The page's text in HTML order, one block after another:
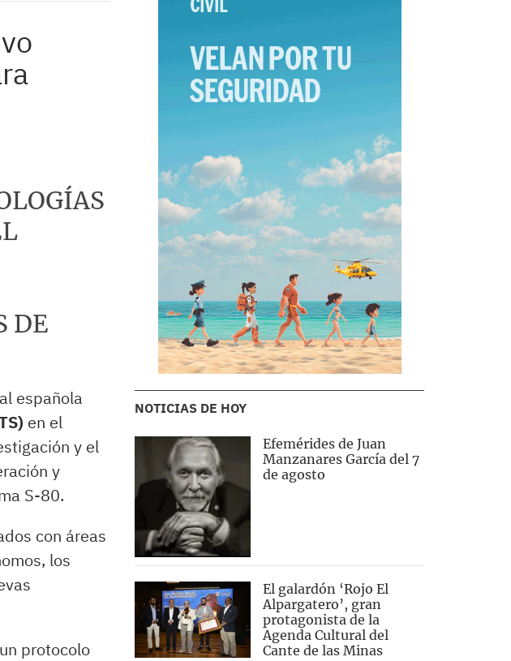
DE
española
en el
y el
y
S-80.
con áreas
los
protocolo
NOTICIAS DE HOY
Efemérides de Juan
Manzanares García del 7
de agosto
El galardón ‘Rojo El
Alpargatero’, gran
protagonista de la
Agenda Cultural del
Cante de las Minas